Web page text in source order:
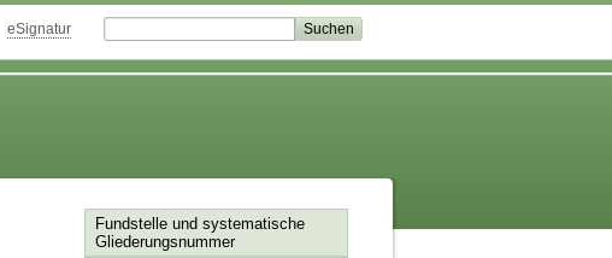
eSignatur
Fundstelle und systematische
Gliederungsnummer